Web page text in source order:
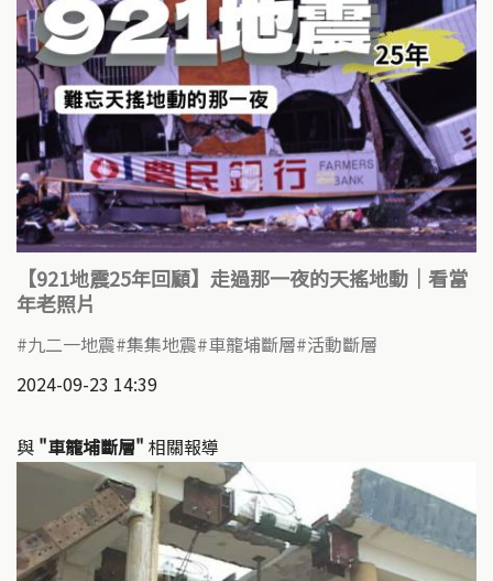
【921地震25年回顧】走過那一夜的天搖地動｜看當
年老照片
九二一地震 ​集集地震 車籠埔斷層 活動斷層
2024-09-23 14:39
與 "車籠埔斷層" 相關報導